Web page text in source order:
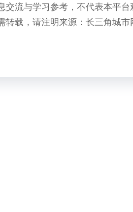
流与学习参考，不代表本平台
载，请注明来源：长三角城市